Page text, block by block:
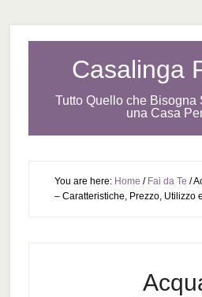
Casalinga
Tutto Quello che Bisogna
una Casa
You are here: Home / Fai da Te /
– Caratteristiche, Prezzo, Utilizzo